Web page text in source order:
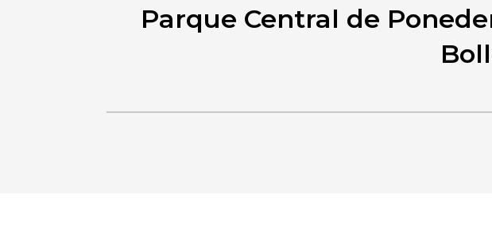
Parque Central de